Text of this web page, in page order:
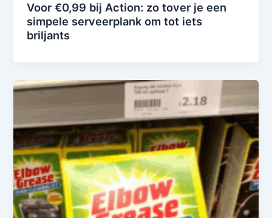
Voor €0,99 bij Action: zo tover je een
simpele serveerplank om tot iets
briljants